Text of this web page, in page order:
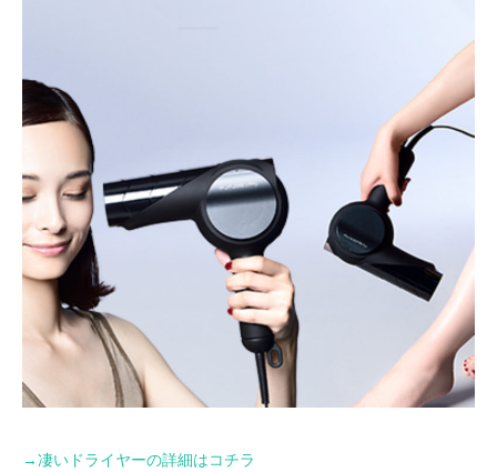
→凄いドライヤーの詳細はコチラ